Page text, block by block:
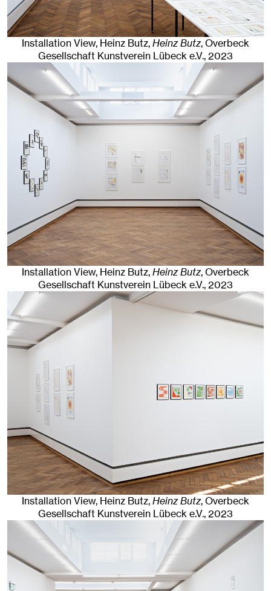
Installation View, Heinz Butz,Heinz Butz, Overbeck
Gesellschaft Kunstverein Lübeck e.V., 2023
Installation View, Heinz Butz,Heinz Butz, Overbeck
Gesellschaft Kunstverein Lübeck e.V., 2023
Installation View, Heinz Butz,Heinz Butz, Overbeck
Gesellschaft Kunstverein Lübeck e.V., 2023